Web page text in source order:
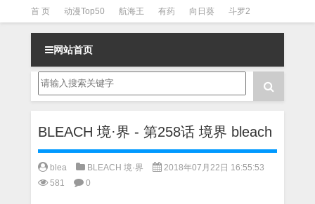
首 页 动漫Top50 航海王 有药 向日葵 斗罗2
斗罗3 火影 一拳超人 柯南 阴阳师 节目清单
网站首页
BLEACH 境·界 - 第258话 境界 bleach
blea BLEACH 境·界
2018年07月22日 16:55:53
581
0